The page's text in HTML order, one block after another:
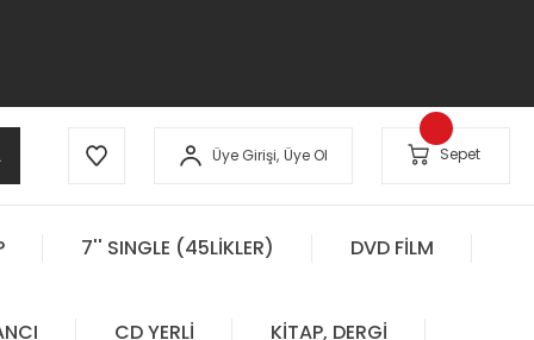
Üye Girişi, Üye Ol Sepet
7'' SINGLE (45LİKLER) DVD FİLM
CD YERLİ KİTAP, DERGİ